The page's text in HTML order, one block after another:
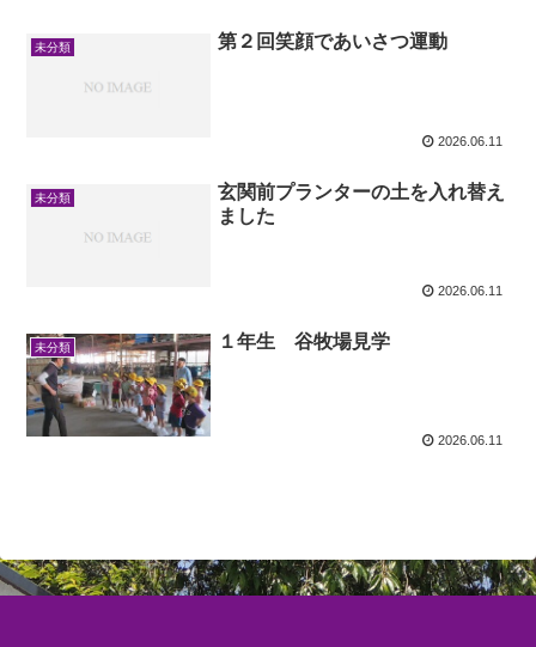
未分類 第２回笑顔であいさつ運動
2026.06.11
未分類
玄関前プランターの土を入れ替え
ました
2026.06.11
未分類 １年生 谷牧場見学
2026.06.11